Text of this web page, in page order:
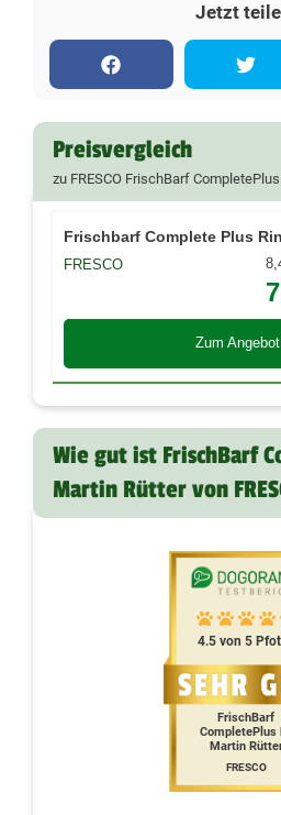
Jetzt
Preisvergleich
zu FRESCO FrischBarf
Frischbarf Complete Plus
FRESCO
Zum Angebot
Wie gut ist FrischBarf
Martin Rütter von
4.5 von 5
FrischBarf
CompletePlus
Martin
FRESCO